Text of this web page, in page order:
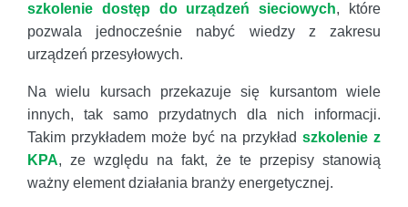
szkolenie dostęp do urządzeń sieciowych, które
pozwala jednocześnie nabyć wiedzy z zakresu
urządzeń przesyłowych.
Na wielu kursach przekazuje się kursantom wiele
innych, tak samo przydatnych dla nich informacji.
Takim przykładem może być na przykład szkolenie z
KPA, ze względu na fakt, że te przepisy stanowią
ważny element działania branży energetycznej.